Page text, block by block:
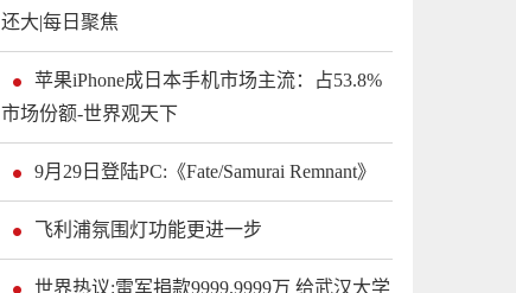
还大|每日聚焦
苹果iPhone成日本手机市场主流：占53.8%
市场份额-世界观天下
9月29日登陆PC:《Fate/Samurai Remnant》
飞利浦氛围灯功能更进一步
世界热议:雷军捐款9999.9999万 给武汉大学